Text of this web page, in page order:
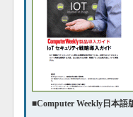
■Computer Weekly日本語